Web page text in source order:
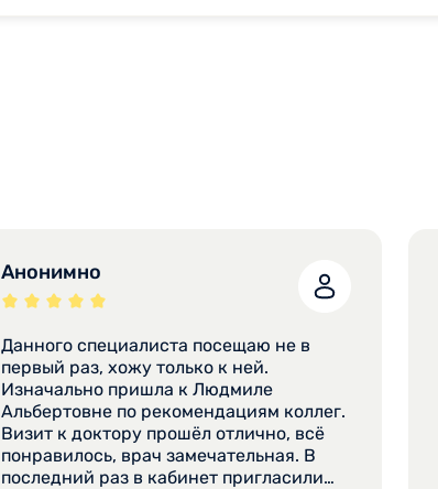
Анонимно
Данного специалиста посещаю не в
первый раз, хожу только к ней.
Изначально пришла к Людмиле
Альбертовне по рекомендациям коллег.
Визит к доктору прошёл отлично, всё
понравилось, врач замечательная. В
последний раз в кабинет пригласили